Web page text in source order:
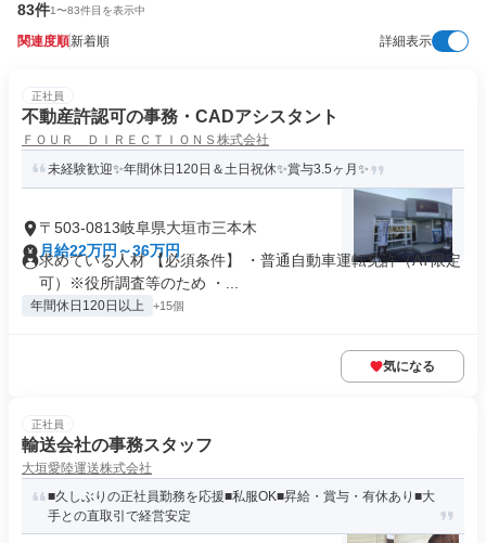
83件1〜83件目を表示中
関連度順新着順 詳細表示
正社員
不動産許認可の事務・CADアシスタント
ＦＯＵＲ ＤＩＲＥＣＴＩＯＮＳ株式会社
未経験歓迎✨年間休日120日＆土日祝休✨賞与3.5ヶ月✨
〒503-0813岐阜県大垣市三本木
月給22万円～36万円
求めている人材 【必須条件】 ・普通自動車運転免許（AT限定
可）※役所調査等のため ・...
年間休日120日以上 +15個
気になる
正社員
輸送会社の事務スタッフ
大垣愛陸運送株式会社
■久しぶりの正社員勤務を応援■私服OK■昇給・賞与・有休あり■大
手との直取引で経営安定